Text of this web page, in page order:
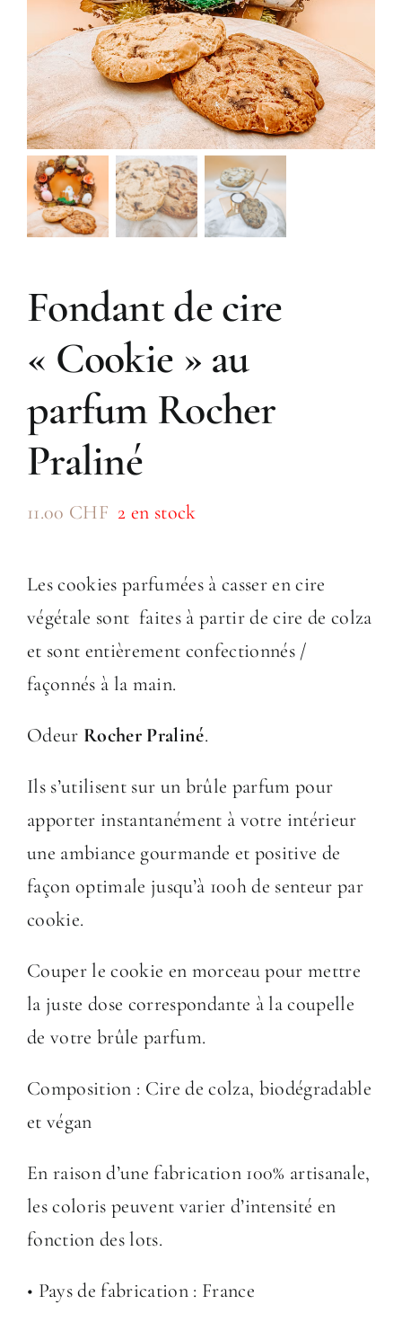
Fondant de cire
« Cookie » au
parfum Rocher
Praliné
11.00 CHF 2 en stock
Les cookies parfumées à casser en cire
végétale sont faites à partir de cire de colza
et sont entièrement confectionnés /
façonnés à la main.
Odeur Rocher Praliné.
Ils s’utilisent sur un brûle parfum pour
apporter instantanément à votre intérieur
une ambiance gourmande et positive de
façon optimale jusqu’à 100h de senteur par
cookie.
Couper le cookie en morceau pour mettre
la juste dose correspondante à la coupelle
de votre brûle parfum.
Composition : Cire de colza, biodégradable
et végan
En raison d’une fabrication 100% artisanale,
les coloris peuvent varier d’intensité en
fonction des lots.
• Pays de fabrication : France